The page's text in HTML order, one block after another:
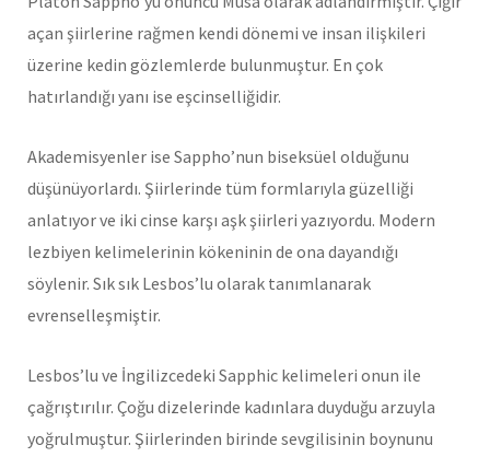
açan şiirlerine rağmen kendi dönemi ve insan ilişkileri
üzerine kedin gözlemlerde bulunmuştur. En çok
hatırlandığı yanı ise eşcinselliğidir.
Akademisyenler ise Sappho’nun biseksüel olduğunu
düşünüyorlardı. Şiirlerinde tüm formlarıyla güzelliği
anlatıyor ve iki cinse karşı aşk şiirleri yazıyordu. Modern
lezbiyen kelimelerinin kökeninin de ona dayandığı
söylenir. Sık sık Lesbos’lu olarak tanımlanarak
evrenselleşmiştir.
Lesbos’lu ve İngilizcedeki Sapphic kelimeleri onun ile
çağrıştırılır. Çoğu dizelerinde kadınlara duyduğu arzuyla
yoğrulmuştur. Şiirlerinden birinde sevgilisinin boynunu